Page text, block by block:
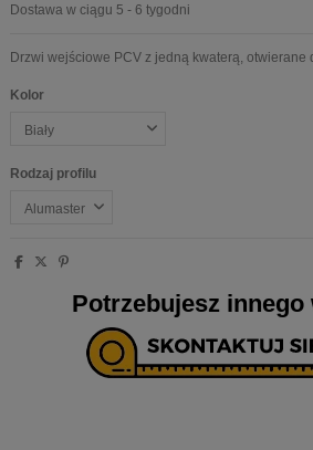
Dostawa w ciągu 5 - 6 tygodni
Drzwi wejściowe PCV z jedną kwaterą, otwierane
Kolor
Rodzaj profilu
Potrzebujesz innego